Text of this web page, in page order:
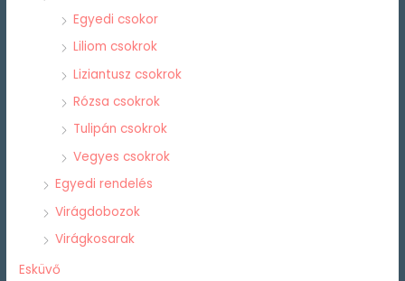
Egyedi csokor
Liliom csokrok
Liziantusz csokrok
Rózsa csokrok
Tulipán csokrok
Vegyes csokrok
Egyedi rendelés
Virágdobozok
Virágkosarak
Esküvő